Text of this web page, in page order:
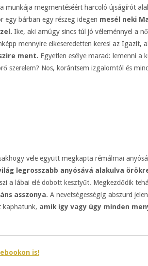
munkája megmentéséért harcoló újságírót
egy bárban egy részeg idegen mesél neki
Ike, aki amúgy sincs túl jó véleménnyel a
mennyire elkeseredetten keresi az Igazit,
ment. Egyetlen esélye marad: lemenni a
szerelem? Nos, korántsem izgalomtól és
vele együtt megkapta rémálmai
legrosszabb anyósává alakulva
a lábai elé dobott kesztyűt. Megkezdődik
asszonya. A nevetségességig abszurd
kaphatunk, amik így vagy úgy minden
is!